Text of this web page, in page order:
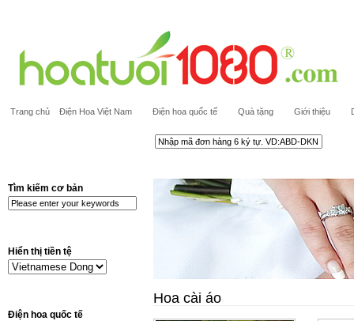
Trang chủ Điện Hoa Việt Nam Điện hoa quốc tế Quà tặng Giới thiệu
Tìm kiếm cơ bản
Hiển thị tiền tệ
Điện hoa quốc tế
Hoa cài áo